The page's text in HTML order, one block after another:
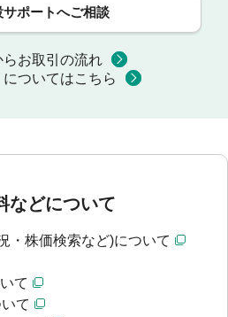
サポートへご相談
らお取引の流れ
ついてはこちら
などについて
・株価検索など)について
て
て